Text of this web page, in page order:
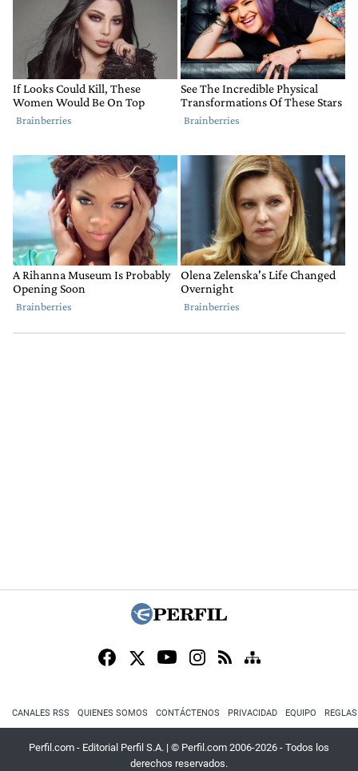
CANALES RSS QUIENES SOMOS CONTÁCTENOS PRIVACIDAD EQUIPO
Perfil.com - Editorial Perfil S.A. | © Perfil.com 2006-2026 - Todos los
derechos reservados.